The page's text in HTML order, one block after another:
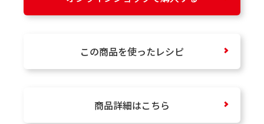
この商品を使ったレシピ
商品詳細はこちら